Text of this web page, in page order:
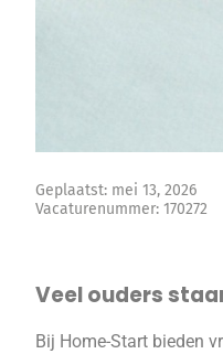
Geplaatst: mei 13, 2026
Vacaturenummer: 170272
Veel ouders
Bij Home-Start bieden